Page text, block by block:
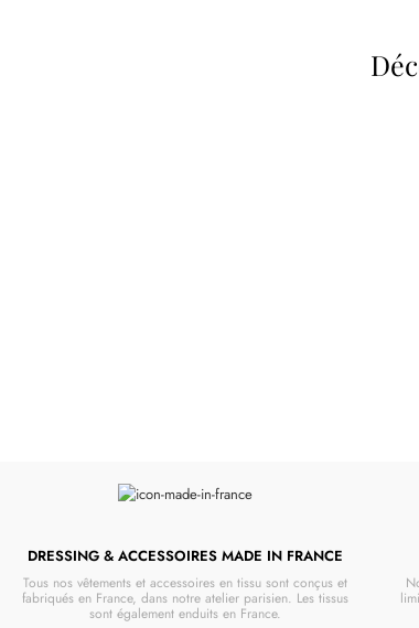
DRESSING & ACCESSOIRES MADE IN FRANCE
Tous nos vêtements et accessoires en tissu sont conçus et
fabriqués en France, dans notre atelier parisien. Les tissus
sont également enduits en France.